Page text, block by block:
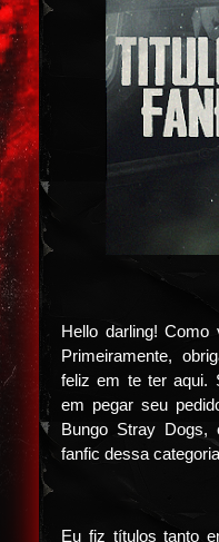
Hello darling!
Primeiramente,
feliz em te ter aqui.
em pegar seu
Bungo Stray Dogs,
fanfic dessa
Eu fiz títulos tanto